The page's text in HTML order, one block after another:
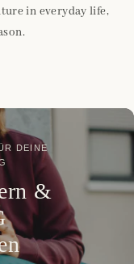
in everyday life,
DEINE
&